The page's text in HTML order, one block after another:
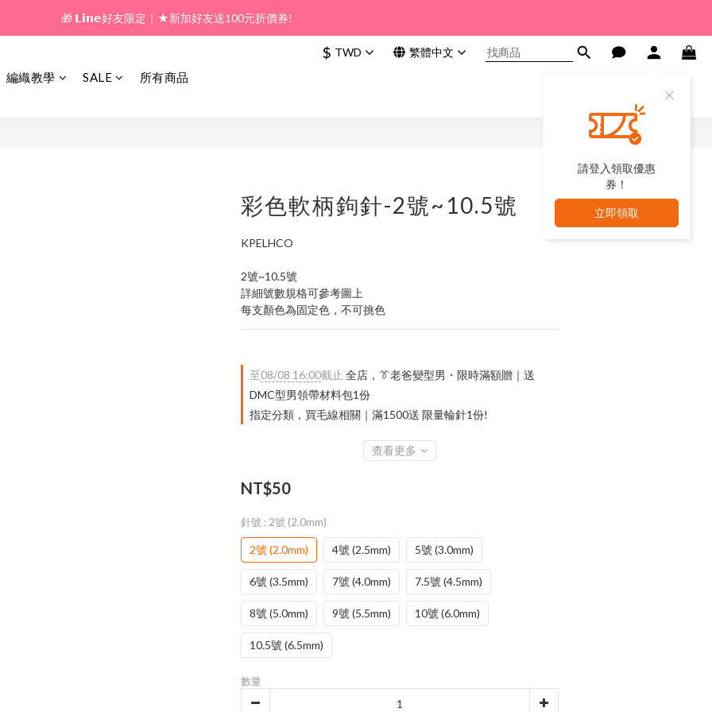
🎁 新好友購物金｜★加入新會員領券送100元!
🎁 新好友購物金｜★加入新會員領券送100元!
$ TWD 繁體中文
請登入領取優惠
券！
立即領取
編織教學 SALE 所有商品
彩色軟柄鉤針-2號~10.5號
KPELHCO
2號~10.5號
詳細號數規格可參考圖上
每支顏色為固定色，不可挑色
至08/08 16:00截止 全店，👔老爸變型男・限時滿額贈｜送
DMC型男領帶材料包1份
指定分類，買毛線相關｜滿1500送 限量輪針1份!
查看更多
NT$50
針號 : 2號 (2.0mm)
2號 (2.0mm) 4號 (2.5mm) 5號 (3.0mm)
6號 (3.5mm) 7號 (4.0mm) 7.5號 (4.5mm)
8號 (5.0mm) 9號 (5.5mm) 10號 (6.0mm)
10.5號 (6.5mm)
數量